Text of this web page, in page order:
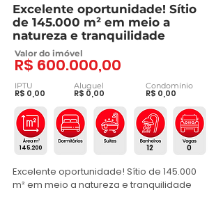
Excelente oportunidade! Sítio
de 145.000 m² em meio a
natureza e tranquilidade
Valor do imóvel
R$ 600.000,00
IPTU
R$ 0,00
Aluguel
R$ 0,00
Condomínio
R$ 0,00
12 0
145.200
Excelente oportunidade! Sítio de 145.000
m² em meio a natureza e tranquilidade